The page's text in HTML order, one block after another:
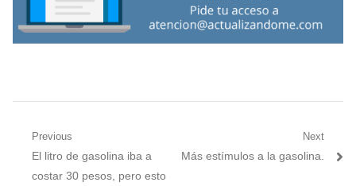
Navegación
Previous
Previous
post:
El litro de gasolina iba a
costar 30 pesos, pero esto
Next
Next
Más estímulos a la gasolina.